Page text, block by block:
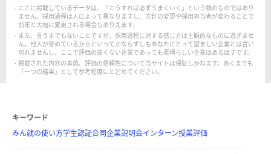
ここに掲載しているデータは、「こうすれば必ずうまくいく」という類のものではあり
ません。採用過程は人によって異なりますし、方針の変更や採用担当者が変わることで
前年と大幅に変更される場合もありえます。
また、言うまでもないことですが、採用過程に対する感じ方は主観的なものに過ぎませ
ん。他人が誉めているからといってかならずしもあなたにとって望ましい企業とは言い
切れませんし、ここで評価の高くない企業であっても素晴らしい企業はあるはずです。
掲載された内容の真偽、評価の信頼性について当サイトは保証しかねます。あくまでも
「一つの結果」として参考程度にとどめてください。
キーワード
みん就の使い方学生認証合同企業説明会インターン授業評価